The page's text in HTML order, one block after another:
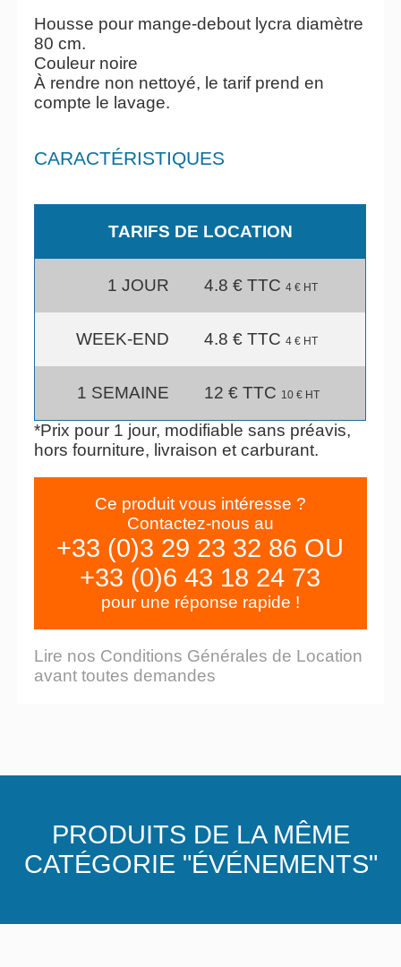
Housse pour mange-debout lycra diamètre
80 cm.
Couleur noire
À rendre non nettoyé, le tarif prend en
compte le lavage.
CARACTÉRISTIQUES
TARIFS DE LOCATION
1 JOUR 4.8 € TTC 4 € HT
WEEK-END 4.8 € TTC 4 € HT
1 SEMAINE 12 € TTC 10 € HT
*Prix pour 1 jour, modifiable sans préavis,
hors fourniture, livraison et carburant.
Ce produit vous intéresse ?
Contactez-nous au
+33 (0)3 29 23 32 86 OU
+33 (0)6 43 18 24 73
pour une réponse rapide !
Lire nos Conditions Générales de Location
avant toutes demandes
PRODUITS DE LA MÊME
CATÉGORIE "ÉVÉNEMENTS"